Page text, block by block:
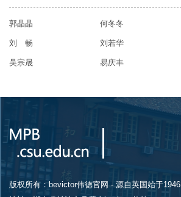
郭晶晶 何冬冬
刘 畅 刘若华
吴宗晟 易庆丰
版权所有：bevictor伟德官网 - 源自英国始于1946